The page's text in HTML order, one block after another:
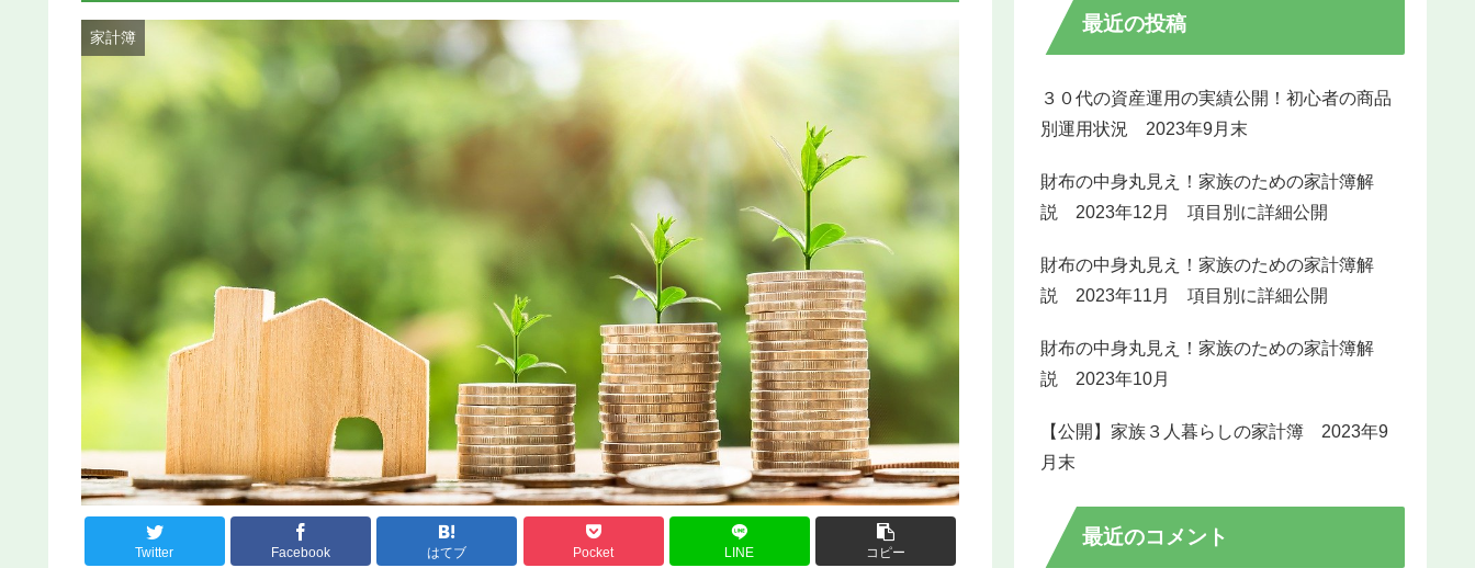
家計簿
Twitter Facebook はてブ Pocket LINE コピー
最近の投稿
３０代の資産運用の実績公開！初心者の商品
別運用状況 2023年9月末
財布の中身丸見え！家族のための家計簿解
説 2023年12月 項目別に詳細公開
財布の中身丸見え！家族のための家計簿解
説 2023年11月 項目別に詳細公開
財布の中身丸見え！家族のための家計簿解
説 2023年10月
【公開】家族３人暮らしの家計簿 2023年9
月末
最近のコメント